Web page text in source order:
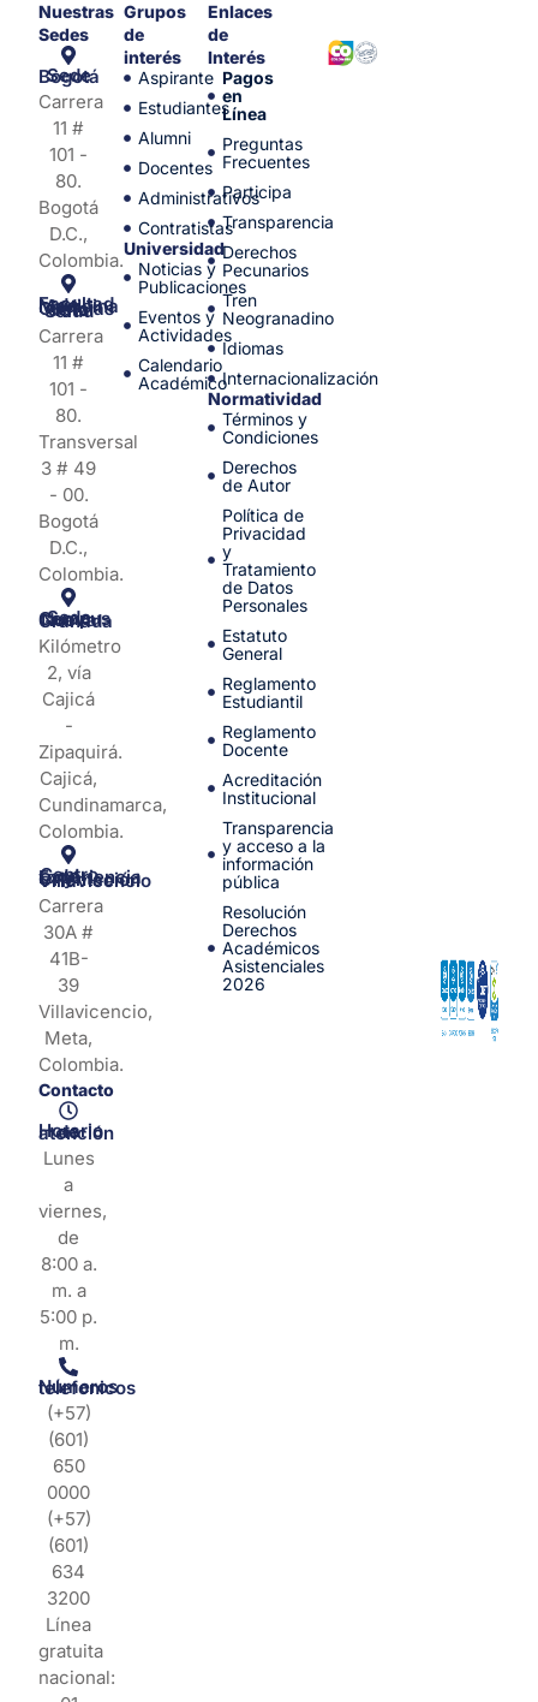
Nuestras
Sedes
Sede Bogotá
Carrera
11 #
101 -
80.
Bogotá
D.C.,
Colombia.
Facultad de Medicina y Ciencias de la Salud
Carrera
11 #
101 -
80.
Transversal
3 # 49
- 00.
Bogotá
D.C.,
Colombia.
Sede Campus Nueva Granada
Kilómetro
2, vía
Cajicá
-
Zipaquirá.
Cajicá,
Cundinamarca,
Colombia.
Centro de Experiencia y Orientación Villavicencio
Carrera
30A #
41B-
39
Villavicencio,
Meta,
Colombia.
Contacto
Horario de atención
Lunes
a
viernes,
de
8:00 a.
m. a
5:00 p.
m.
Números telefonicos
(+57)
(601)
650
0000
(+57)
(601)
634
3200
Línea
gratuita
nacional:
Grupos
de
interés
Aspirante
Estudiantes
Alumni
Docentes
Administrativos
Contratistas
Universidad
Noticias y
Publicaciones
Eventos y
Actividades
Calendario
Académico
Enlaces
de
Interés
Pagos
en
Línea
Preguntas
Frecuentes
Participa
Transparencia
Derechos
Pecunarios
Tren
Neogranadino
Idiomas
Internacionalización
Normatividad
Términos y
Condiciones
Derechos
de Autor
Política de
Privacidad
y
Tratamiento
de Datos
Personales
Estatuto
General
Reglamento
Estudiantil
Reglamento
Docente
Acreditación
Institucional
Transparencia
y acceso a la
información
pública
Resolución
Derechos
Académicos
Asistenciales
2026